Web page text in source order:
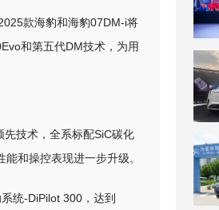
款海豹和海豹07DM-i将
和第五代DM技术，为用
技术，全系标配SiC碳化
和操控表现进一步升级。
统-DiPilot 300， 达到